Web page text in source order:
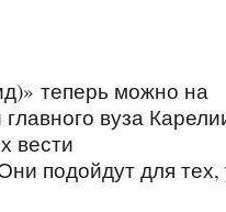
теперь можно на
вуза
вести
подойдут для тех,